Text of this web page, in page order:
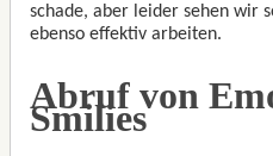
schade, aber leider sehen wir
ebenso effektiv arbeiten.
Abruf von
Smilies